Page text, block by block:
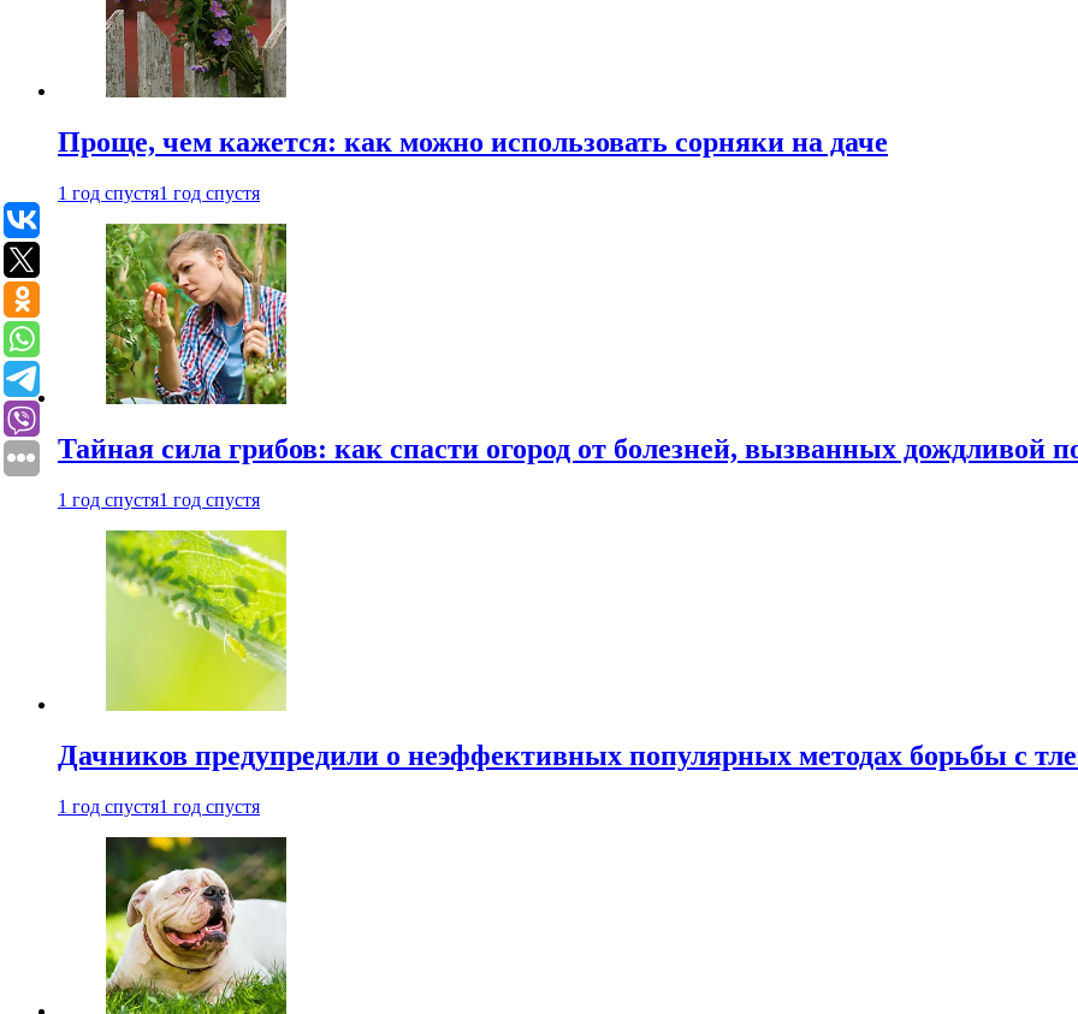
Проще, чем кажется: как можно использовать сорняки на даче
1 год спустя1 год спустя
Тайная сила грибов: как спасти огород от болезней, вызванных дождливой
1 год спустя1 год спустя
Дачников предупредили о неэффективных популярных методах борьбы с
1 год спустя1 год спустя